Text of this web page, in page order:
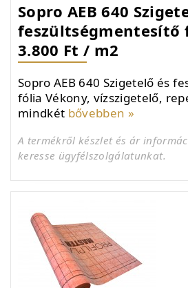
Sopro AEB 640
feszültségmentesítő
3.800 Ft / m2
Sopro AEB 640 Szigetelő és
fólia Vékony, vízszigetelő,
mindkét bővebben »
A termékről készlet és ár
keresse ügyfélszolgálatunkat.